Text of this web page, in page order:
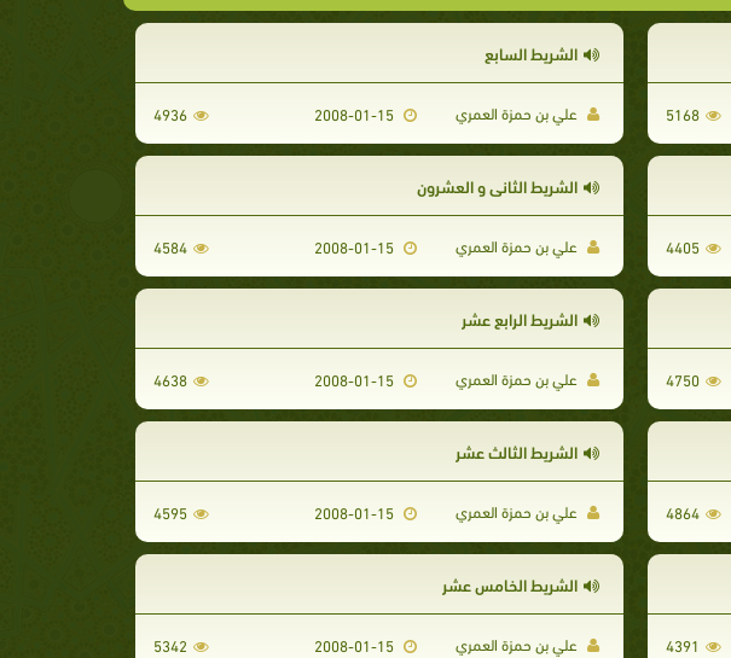
5168
الشريط السابع
علي بن حمزة العمري 2008-01-15
4936
4405
الشريط الثاني و العشرون
علي بن حمزة العمري 2008-01-15
4584
4750
الشريط الرابع عشر
علي بن حمزة العمري 2008-01-15
4638
4864
الشريط الثالث عشر
علي بن حمزة العمري 2008-01-15
4595
4391
الشريط الخامس عشر
علي بن حمزة العمري 2008-01-15
5342